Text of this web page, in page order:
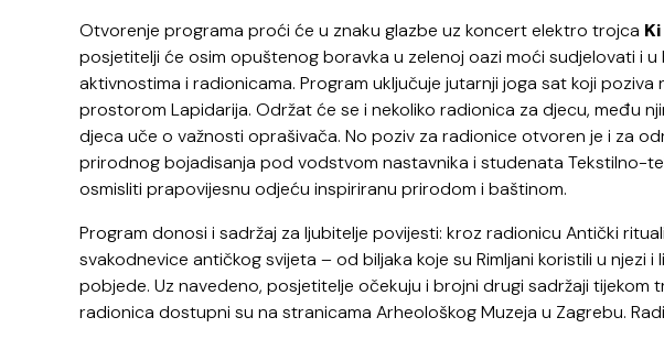
Otvorenje programa proći će u znaku glazbe uz koncert elektro trojca
posjetitelji će osim opuštenog boravka u zelenoj oazi moći sudjelovati i
aktivnostima i radionicama. Program uključuje jutarnji joga sat koji poziva
prostorom Lapidarija. Održat će se i nekoliko radionica za djecu, među
djeca uče o važnosti oprašivača. No poziv za radionice otvoren je i za
prirodnog bojadisanja pod vodstvom nastavnika i studenata Tekstilno-
osmisliti prapovijesnu odjeću inspiriranu prirodom i baštinom.
Program donosi i sadržaj za ljubitelje povijesti: kroz radionicu Antički
svakodnevice antičkog svijeta – od biljaka koje su Rimljani koristili u njezi
pobjede. Uz navedeno, posjetitelje očekuju i brojni drugi sadržaji
radionica dostupni su na stranicama Arheološkog Muzeja u Zagrebu.